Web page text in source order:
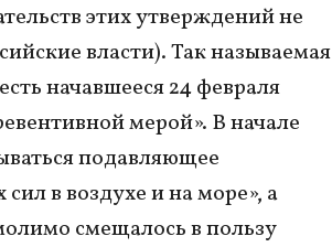
этих утверждений не
власти). Так называемая
начавшееся 24 февраля
мерой». В начале
подавляющее
в воздухе и на море», а
смещалось в пользу